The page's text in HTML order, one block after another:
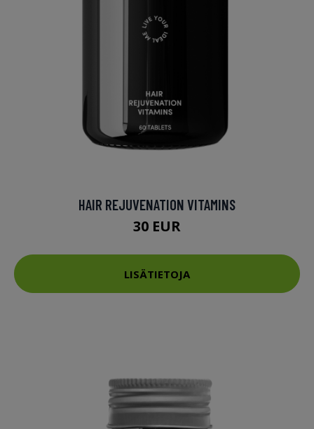
HAIR REJUVENATION VITAMINS
30 EUR
LISÄTIETOJA